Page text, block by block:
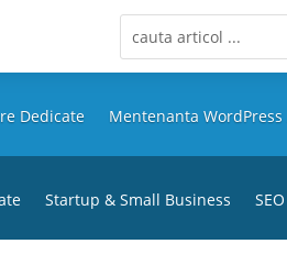
Dedicate Mentenanta
Startup & Small Business SEO